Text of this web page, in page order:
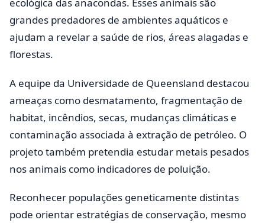
grandes predadores de ambientes aquáticos e
ajudam a revelar a saúde de rios, áreas alagadas e
florestas.
A equipe da Universidade de Queensland destacou
ameaças como desmatamento, fragmentação de
habitat, incêndios, secas, mudanças climáticas e
contaminação associada à extração de petróleo. O
projeto também pretendia estudar metais pesados
nos animais como indicadores de poluição.
Reconhecer populações geneticamente distintas
pode orientar estratégias de conservação, mesmo